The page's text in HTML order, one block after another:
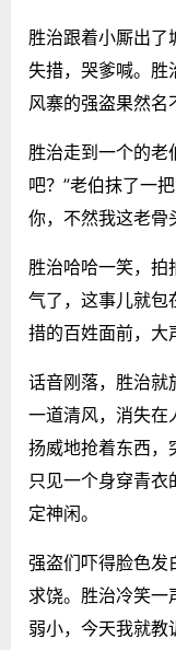
胜治跟着小厮出了
失措，哭爹喊。胜
风寨的强盗果然名
胜治走到一个的老
吧？”老伯抹了一
你，不然我这老骨
胜治哈哈一笑，拍
气了，这事儿就包
措的百姓面前，大
话音刚落，胜治就
一道清风，消失在
扬威地抢着东西，
只见一个身穿青
定神闲。
强盗们吓得脸色发
求饶。胜治冷笑一
弱小，今天我就教